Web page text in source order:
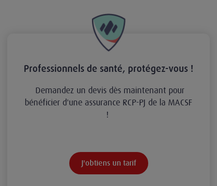
Professionnels de santé, protégez-vous !
Demandez un devis dès maintenant pour
bénéficier d'une assurance RCP-PJ de la MACSF
!
J'obtiens un tarif